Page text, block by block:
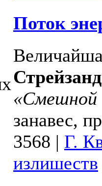
Поток
Стрейзанд
«Смешной
занавес,
3568 | Г.
излишеств